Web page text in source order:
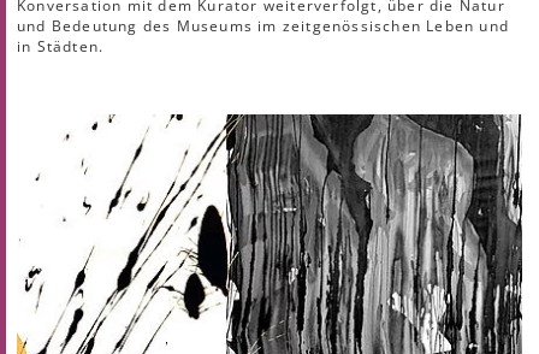
Konversation mit dem Kurator weiterverfolgt, über die Natur
und Bedeutung des Museums im zeitgenössischen Leben und
in Städten.